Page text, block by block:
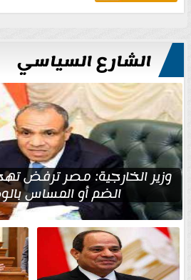
الشارع السياسي
وزير الخارجية: مصر ترفض
الضم أو المساس